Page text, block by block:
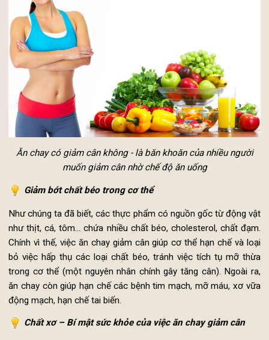
Ăn chay có giảm cân không - là băn khoăn của nhiều người
muốn giảm cân nhờ chế độ ăn uống
Giảm bớt chất béo trong cơ thể
Như chúng ta đã biết, các thực phẩm có nguồn gốc từ động
như thịt, cá, tôm... chứa nhiều chất béo,cholesterol, chất
Chính vì thế, việc ăn chay giảm cân giúp cơ thể hạn chế và
bỏ việc hấp thụ các loại chất béo, tránh việc tích tụ mỡ
trong cơ thể (một nguyên nhân chính gây tăng cân). Ngoài